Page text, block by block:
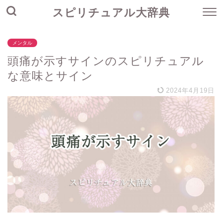
スピリチュアル大辞典
メンタル
頭痛が示すサインのスピリチュアル
な意味とサイン
2024年4月19日